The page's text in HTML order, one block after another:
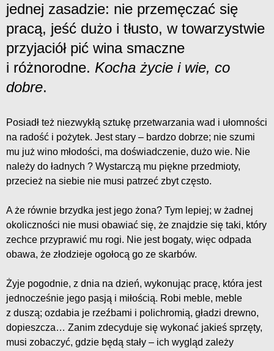
jednej zasadzie: nie przemęczać się
pracą, jeść dużo i tłusto, w towarzystwie
przyjaciół pić wina smaczne
i różnorodne. Kocha życie i wie, co
dobre.
Posiadł też niezwykłą sztukę przetwarzania wad i ułomności
na radość i pożytek. Jest stary – bardzo dobrze; nie szumi
mu już wino młodości, ma doświadczenie, dużo wie. Nie
należy do ładnych ? Wystarczą mu piękne przedmioty,
przecież na siebie nie musi patrzeć zbyt często.
A że równie brzydka jest jego żona? Tym lepiej; w żadnej
okoliczności nie musi obawiać się, że znajdzie się taki, który
zechce przyprawić mu rogi. Nie jest bogaty, więc odpada
obawa, że złodzieje ogołocą go ze skarbów.
Żyje pogodnie, z dnia na dzień, wykonując pracę, która jest
jednocześnie jego pasją i miłością. Robi meble, meble
z duszą; ozdabia je rzeźbami i polichromią, gładzi drewno,
dopieszcza… Zanim zdecyduje się wykonać jakieś sprzęty,
musi zobaczyć, gdzie będą stały – ich wygląd zależy